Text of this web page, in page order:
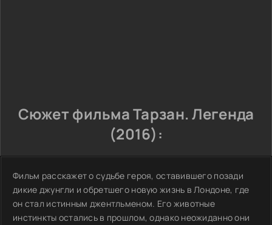
Сюжет фильма Тарзан. Легенда
(2016):
Фильм расскажет о судьбе героя, оставившего позади
дикие джунгли и обретшего новую жизнь в Лондоне, где
он стал истинным джентльменом. Его животные
инстинкты остались в прошлом, однако неожиданно они